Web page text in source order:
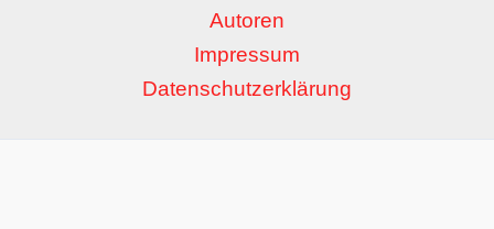
Autoren
Impressum
Datenschutzerklärung